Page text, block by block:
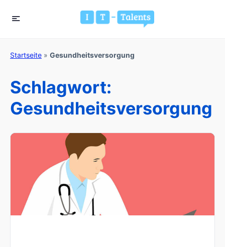
Startseite » Gesundheitsversorgung
Schlagwort:
Gesundheitsversorgung